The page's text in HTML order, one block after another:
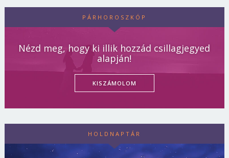
PÁRHOROSZKÓP
Nézd meg, hogy ki illik hozzád csillagjegyed
alapján!
KISZÁMOLOM
HOLDNAPTÁR